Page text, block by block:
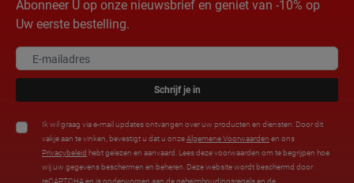
Abonneer U op onze nieuwsbrief en geniet van -10% op
Uw eerste bestelling.
Schrijf je in
Ik wil graag via e-mail updates ontvangen over uw producten en diensten. Door dit
vakje aan te vinken, bevestigt u dat u onzeAlgemene Voorwaarden en ons
Privacybeleid hebt gelezen en aanvaard. Lees deze voorwaarden om te begrijpen hoe
wij uw gegevens beschermen en beheren. Deze website wordt beschermd door
reCAPTCHA en is onderworpen aan degeheimhoudingsregelsen de